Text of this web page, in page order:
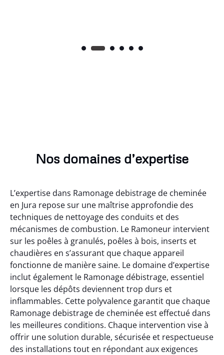
Nos domaines d’expertise
L’expertise dans Ramonage debistrage de cheminée
en Jura repose sur une maîtrise approfondie des
techniques de nettoyage des conduits et des
mécanismes de combustion. Le Ramoneur intervient
sur les poêles à granulés, poêles à bois, inserts et
chaudières en s’assurant que chaque appareil
fonctionne de manière saine. Le domaine d’expertise
inclut également le Ramonage débistrage, essentiel
lorsque les dépôts deviennent trop durs et
inflammables. Cette polyvalence garantit que chaque
Ramonage debistrage de cheminée est effectué dans
les meilleures conditions. Chaque intervention vise à
offrir une solution durable, sécurisée et respectueuse
des installations tout en répondant aux exigences